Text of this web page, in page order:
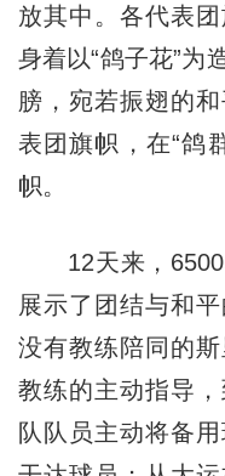
放其中。各代表
身着以“鸽子花”为
膀，宛若振翅的
表团旗帜，在“鸽
帜。
12天来，6500
展示了团结与和
没有教练陪同的
教练的主动指导
队队员主动将备